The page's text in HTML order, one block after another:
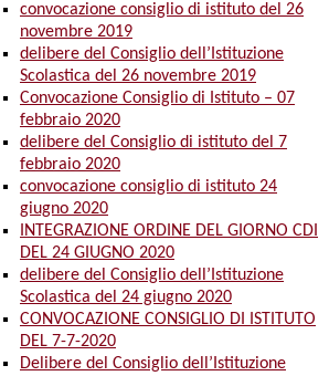
convocazione consiglio di istituto del 26
novembre 2019
delibere del Consiglio dell’Istituzione
Scolastica del 26 novembre 2019
Convocazione Consiglio di Istituto – 07
febbraio 2020
delibere del Consiglio di istituto del 7
febbraio 2020
convocazione consiglio di istituto 24
giugno 2020
INTEGRAZIONE ORDINE DEL GIORNO CDI
DEL 24 GIUGNO 2020
delibere del Consiglio dell’Istituzione
Scolastica del 24 giugno 2020
CONVOCAZIONE CONSIGLIO DI ISTITUTO
DEL 7-7-2020
Delibere del Consiglio dell’Istituzione